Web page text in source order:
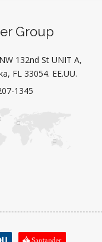
Group
132nd St UNIT A,
FL 33054. EE.UU.
1345